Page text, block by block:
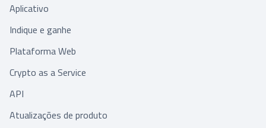
Aplicativo
Indique e ganhe
Plataforma Web
Crypto as a Service
API
Atualizações de produto